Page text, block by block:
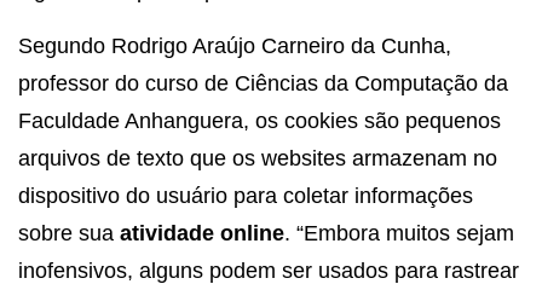
Segundo Rodrigo Araújo Carneiro da Cunha,
professor do curso de Ciências da Computação da
Faculdade Anhanguera, os cookies são pequenos
arquivos de texto que os websites armazenam no
dispositivo do usuário para coletar informações
sobre sua atividade online. “Embora muitos sejam
inofensivos, alguns podem ser usados para rastrear